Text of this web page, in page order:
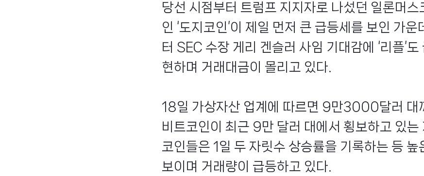
당선 시점부터 트럼프 지지자로 나섰던 일론머스
인 ‘도지코인’이 제일 먼저 큰 급등세를 보인 가운
터 SEC 수장 게리 겐슬러 사임 기대감에 ‘리플’도
현하며 거래대금이 몰리고 있다.
18일 가상자산 업계에 따르면 9만3000달러 대
비트코인이 최근 9만 달러 대에서 횡보하고 있는
코인들은 1일 두 자릿수 상승률을 기록하는 등 높
보이며 거래량이 급등하고 있다.